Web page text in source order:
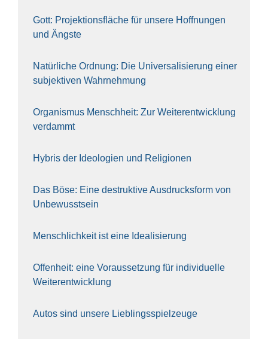
Gott: Pro­jek­ti­ons­flä­che für unse­re Hoff­nun­gen
und Ängs­te
Natür­li­che Ord­nung: Die Uni­ver­sa­li­sie­rung einer
sub­jek­ti­ven Wahr­neh­mung
Orga­nis­mus Mensch­heit: Zur Wei­ter­ent­wick­lung
ver­dammt
Hybris der Ideo­lo­gien und Reli­gio­nen
Das Böse: Eine destruk­ti­ve Aus­drucks­form von
Unbe­wusst­sein
Mensch­lich­keit ist eine Idea­li­sie­rung
Offen­heit: eine Vor­aus­set­zung für indi­vi­du­el­le
Wei­ter­ent­wick­lung
Autos sind unse­re Lieb­lings­spiel­zeu­ge